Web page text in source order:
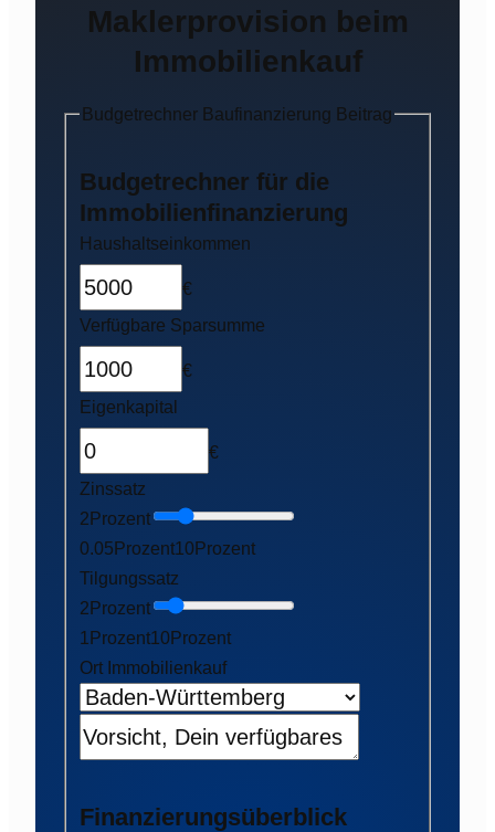
Maklerprovision beim
Immobilienkauf
Budgetrechner Baufinanzierung Beitrag
Budgetrechner für die
Immobilienfinanzierung
Haushaltseinkommen
€
Verfügbare Sparsumme
€
Eigenkapital
€
Zinssatz
2 Prozent
0.05 Prozent10 Prozent
Tilgungssatz
2 Prozent
1 Prozent10 Prozent
Ort Immobilienkauf
Finanzierungsüberblick